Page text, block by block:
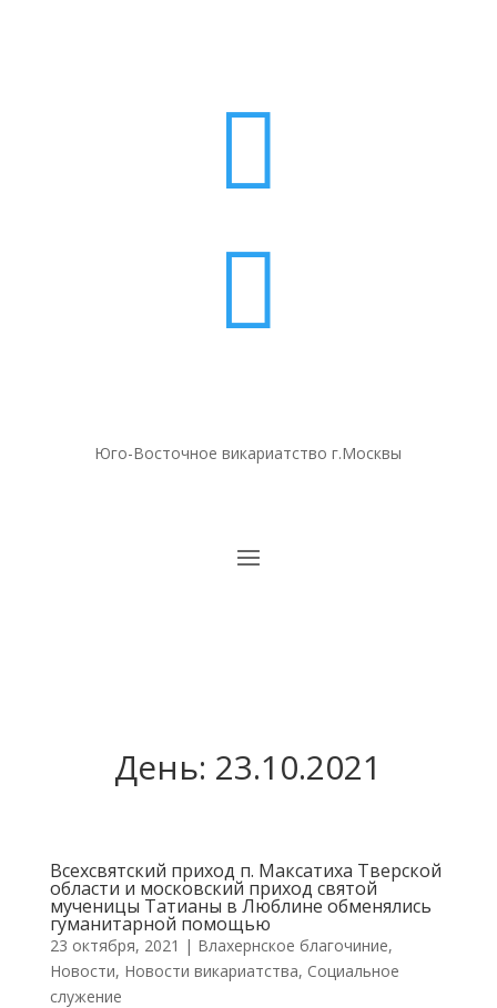


Юго-Восточное викариатство г.Москвы
День: 23.10.2021
Всехсвятский приход п. Максатиха Тверской
области и московский приход святой
мученицы Татианы в Люблине обменялись
гуманитарной помощью
23 октября, 2021 | Влахернское благочиние,
Новости, Новости викариатства, Социальное
служение